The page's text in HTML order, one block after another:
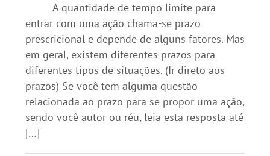
A quantidade de tempo limite para
entrar com uma ação chama-se prazo
prescricional e depende de alguns fatores. Mas
em geral, existem diferentes prazos para
diferentes tipos de situações. (Ir direto aos
prazos) Se você tem alguma questão
relacionada ao prazo para se propor uma ação,
sendo você autor ou réu, leia esta resposta até
[…]